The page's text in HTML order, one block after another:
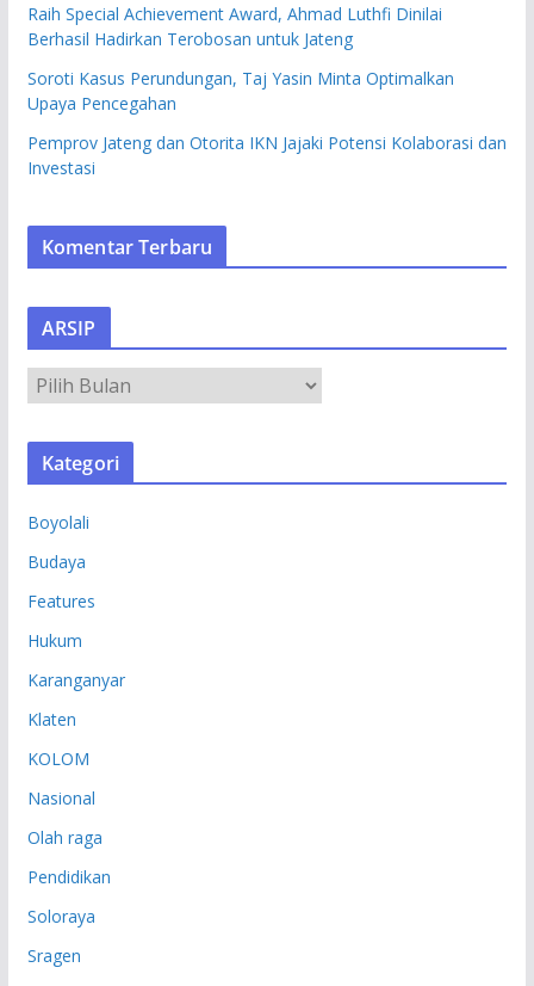
Raih Special Achievement Award, Ahmad Luthfi Dinilai
Berhasil Hadirkan Terobosan untuk Jateng
Soroti Kasus Perundungan, Taj Yasin Minta Optimalkan
Upaya Pencegahan
Pemprov Jateng dan Otorita IKN Jajaki Potensi Kolaborasi dan
Investasi
Komentar Terbaru
ARSIP
R
S
Kategori
Boyolali
Budaya
Features
Hukum
Karanganyar
Klaten
KOLOM
Nasional
Olah raga
Pendidikan
Soloraya
Sragen